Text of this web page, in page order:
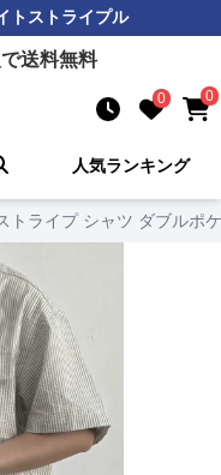
ト ストライプル
送料無料
0 0
人気ランキング
トライプ シャツ ダブルポ